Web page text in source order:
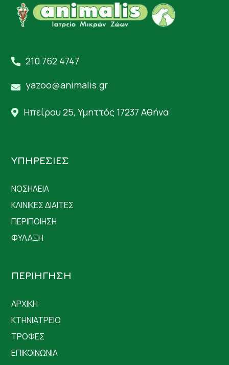
210 762 4747
yazoo@animalis.gr
Ηπείρου 25, Υμηττός 17237 Αθήνα
ΥΠΗΡΕΣΙΕΣ
ΝΟΣΗΛΕΙΑ
ΚΛΙΝΙΚΕΣ ΔΙΑΙΤΕΣ
ΠΕΡΙΠΟΙΗΣΗ
ΦΥΛΑΞΗ
ΠΕΡΙΗΓΗΣΗ
ΑΡΧΙΚΗ
ΚΤΗΝΙΑΤΡΕΙΟ
ΤΡΟΦΕΣ
ΕΠΙΚΟΙΝΩΝΙΑ